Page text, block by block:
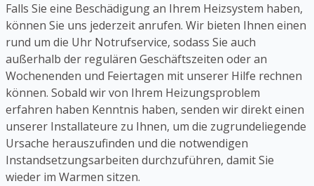
Falls Sie eine Beschädigung an Ihrem Heizsystem haben,
können Sie uns jederzeit anrufen. Wir bieten Ihnen einen
rund um die Uhr Notrufservice, sodass Sie auch
außerhalb der regulären Geschäftszeiten oder an
Wochenenden und Feiertagen mit unserer Hilfe rechnen
können. Sobald wir von Ihrem Heizungsproblem
erfahren haben Kenntnis haben, senden wir direkt einen
unserer Installateure zu Ihnen, um die zugrundeliegende
Ursache herauszufinden und die notwendigen
Instandsetzungsarbeiten durchzuführen, damit Sie
wieder im Warmen sitzen.